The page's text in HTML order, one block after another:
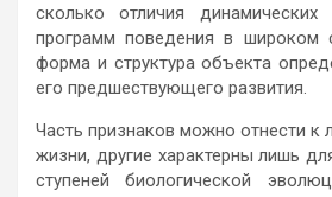
сколько отличия динамических
программ поведения в широком
форма и структура объекта
его предшествующего развития.
Часть признаков можно отнести
жизни, другие характерны лишь
ступеней биологической